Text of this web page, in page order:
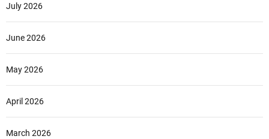
July 2026
June 2026
May 2026
April 2026
March 2026